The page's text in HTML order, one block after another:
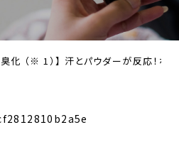
化 （※ 1）】 汗とパウダーが反応！